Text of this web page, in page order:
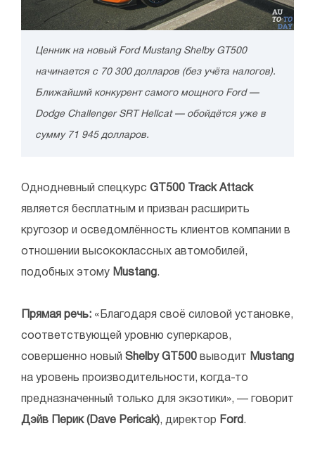
Ценник на новый Ford Mustang Shelby GT500
начинается с 70 300 долларов (без учёта налогов).
Ближайший конкурент самого мощного Ford —
Dodge Challenger SRT Hellcat — обойдётся уже в
сумму 71 945 долларов.
Однодневный спецкурс GT500 Track Attack
является бесплатным и призван расширить
кругозор и осведомлённость клиентов компании в
отношении высококлассных автомобилей,
подобных этому Mustang.
Прямая речь: «Благодаря своё силовой установке,
соответствующей уровню суперкаров,
совершенно новый Shelby GT500 выводит Mustang
на уровень производительности, когда-то
предназначенный только для экзотики», — говорит
Дэйв Перик (Dave Pericak), директор Ford .